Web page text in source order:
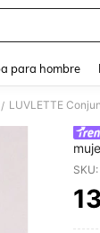
para hombre
/
13